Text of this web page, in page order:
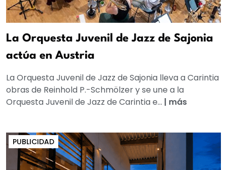
La Orquesta Juvenil de Jazz de Sajonia
actúa en Austria
La Orquesta Juvenil de Jazz de Sajonia lleva a Carintia
obras de Reinhold P.-Schmölzer y se une a la
Orquesta Juvenil de Jazz de Carintia e... | más
PUBLICIDAD